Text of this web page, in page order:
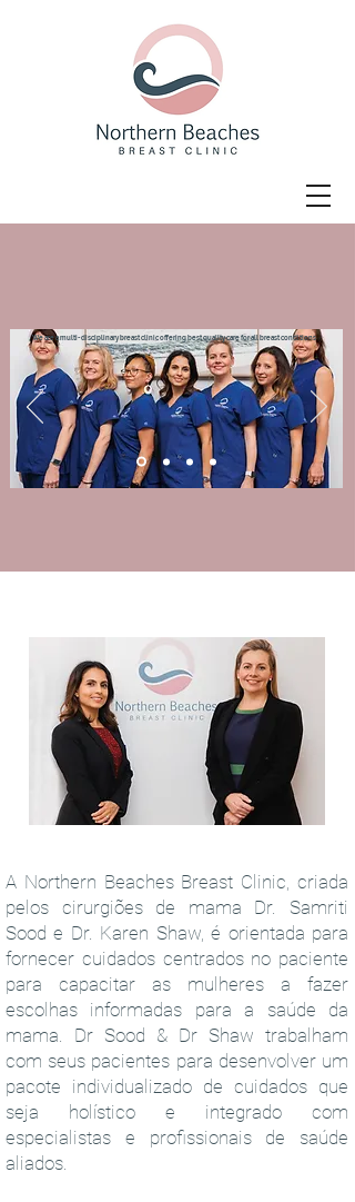
We are a multi-disciplinary breast clinic offering best quality care for all breast conditions
A Northern Beaches Breast Clinic, criada
pelos cirurgiões de mama Dr. Samriti
Sood e Dr. Karen Shaw, é orientada para
fornecer cuidados centrados no paciente
para capacitar as mulheres a fazer
escolhas informadas para a saúde da
mama. Dr Sood & Dr Shaw trabalham
com seus pacientes para desenvolver um
pacote individualizado de cuidados que
seja holístico e integrado com
especialistas e profissionais de saúde
aliados.